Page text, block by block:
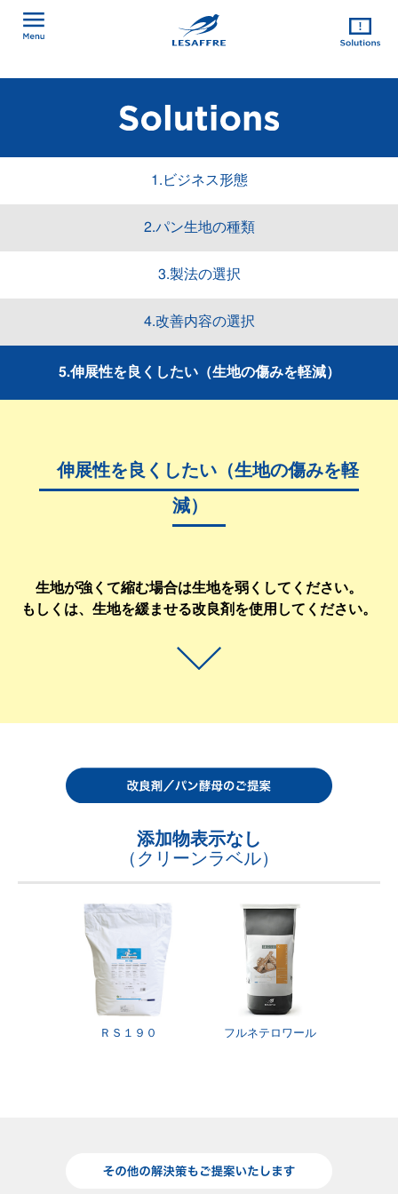
1.ビジネス形態
2.パン生地の種類
3.製法の選択
4.改善内容の選択
5.伸展性を良くしたい（生地の傷みを軽減）
伸展性を良くしたい（生地の傷みを軽
減）
生地が強くて縮む場合は生地を弱くしてください。
もしくは、生地を緩ませる改良剤を使用してください。
添加物表示なし
（クリーンラベル）
ＲＳ１９０ フルネテロワール